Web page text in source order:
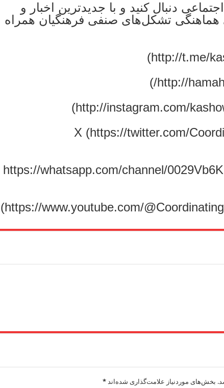
دنبال کنید و با جدیدترین اخبار و
هماهنگی تشکل‌های صنفی فرهنگیان همراه
(https://whatsapp.com/channel/
بخش‌های موردنیاز علامت‌گذاری شده‌اند*